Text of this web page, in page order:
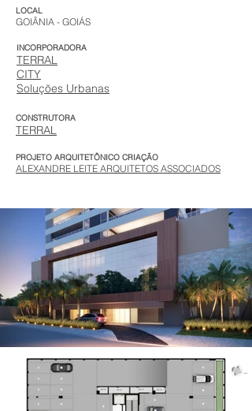
LOCAL
GOIÂNIA - GOIÁS
INCORPORADORA
TERRAL
CITY
Soluções Urbanas
CONSTRUTORA
TERRAL
PROJETO ARQUITETÔNICO CRIAÇÃO
ALEXANDRE LEITE ARQUITETOS ASSOCIADOS